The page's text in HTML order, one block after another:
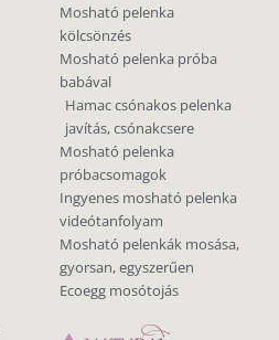
Mosható pelenka
kölcsönzés
Mosható pelenka próba
babával
Hamac csónakos pelenka
javítás, csónakcsere
Mosható pelenka
próbacsomagok
Ingyenes mosható pelenka
videótanfolyam
Mosható pelenkák mosása,
gyorsan, egyszerűen
Ecoegg mosótojás